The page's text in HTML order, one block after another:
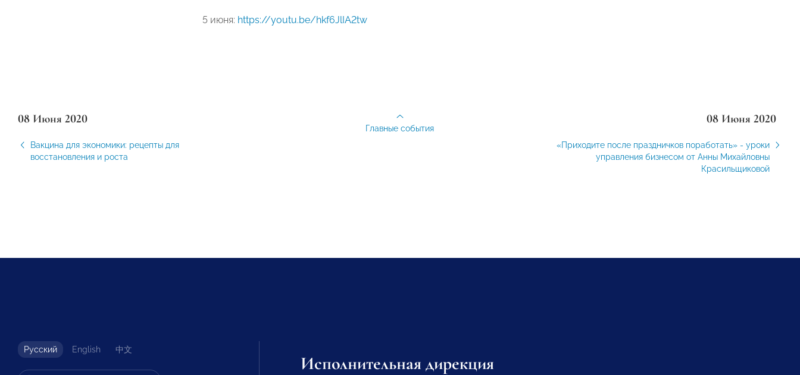
5 июня: https://youtu.be/hkf6JlIA2tw
08 Июня 2020
Вакцина для экономики: рецепты для
восстановления и роста
08 Июня 2020
«Приходите после праздничков поработать» - уроки
управления бизнесом от Анны Михайловны
Красильщиковой
Главные события
Русский English 中文
Исполнительная дирекция